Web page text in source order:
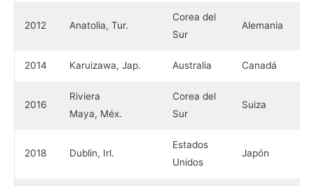
2012 Anatolia, Tur.
Corea del
Sur
Alemania
2014 Karuizawa, Jap. Australia Canadá
2016
Riviera
Maya, Méx.
Corea del
Sur
Suiza
2018 Dublin, Irl.
Estados
Unidos
Japón